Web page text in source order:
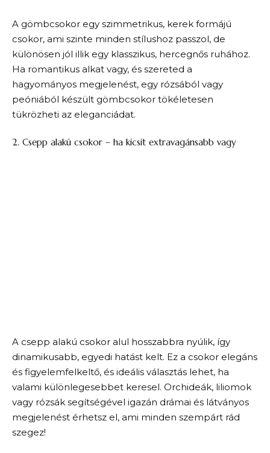
A gömbcsokor egy szimmetrikus, kerek formájú
csokor, ami szinte minden stílushoz passzol, de
különösen jól illik egy klasszikus, hercegnős ruhához.
Ha romantikus alkat vagy, és szereted a
hagyományos megjelenést, egy rózsából vagy
peóniából készült gömbcsokor tökéletesen
tükrözheti az eleganciádat.
2. Csepp alakú csokor – ha kicsit extravagánsabb vagy
A csepp alakú csokor alul hosszabbra nyúlik, így
dinamikusabb, egyedi hatást kelt. Ez a csokor elegáns
és figyelemfelkeltő, és ideális választás lehet, ha
valami különlegesebbet keresel. Orchideák, liliomok
vagy rózsák segítségével igazán drámai és látványos
megjelenést érhetsz el, ami minden szempárt rád
szegez!